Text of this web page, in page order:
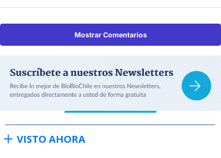
Mostrar Comentarios
VISTO AHORA